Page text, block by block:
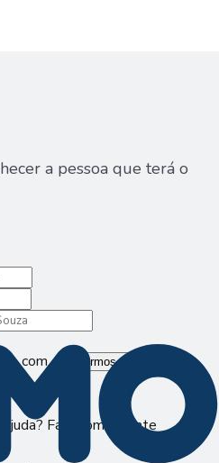
a pessoa que terá o
com os Termos de Uso
Fale com a gente